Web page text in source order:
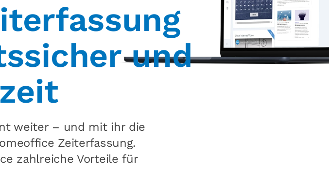
und
weiter – und mit ihr die
Zeiterfassung.
zahlreiche Vorteile für